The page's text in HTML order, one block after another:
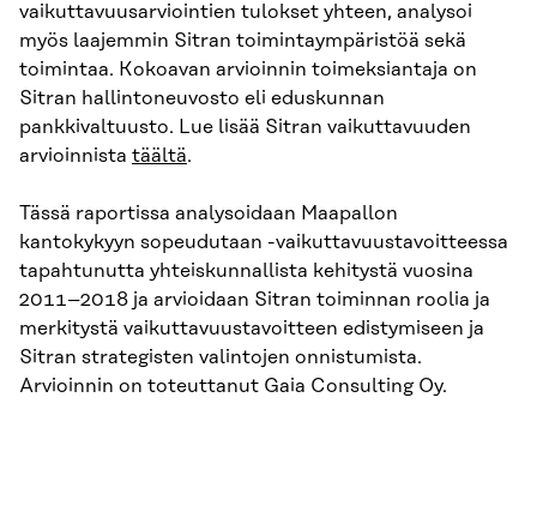
vaikuttavuusarviointien tulokset yhteen, analysoi
myös laajemmin Sitran toimintaympäristöä sekä
toimintaa. Kokoavan arvioinnin toimeksiantaja on
Sitran hallintoneuvosto eli eduskunnan
pankkivaltuusto. Lue lisää Sitran vaikuttavuuden
arvioinnista täältä.
Tässä raportissa analysoidaan Maapallon
kantokykyyn sopeudutaan -vaikuttavuustavoitteessa
tapahtunutta yhteiskunnallista kehitystä vuosina
2011–2018 ja arvioidaan Sitran toiminnan roolia ja
merkitystä vaikuttavuustavoitteen edistymiseen ja
Sitran strategisten valintojen onnistumista.
Arvioinnin on toteuttanut Gaia Consulting Oy.